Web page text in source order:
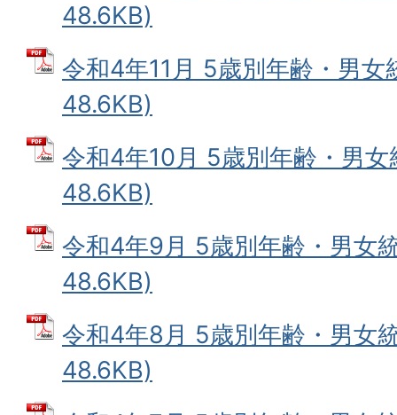
48.6KB)
令和4年11月 5歳別年齢・男
48.6KB)
令和4年10月 5歳別年齢・男
48.6KB)
令和4年9月 5歳別年齢・男女
48.6KB)
令和4年8月 5歳別年齢・男女
48.6KB)